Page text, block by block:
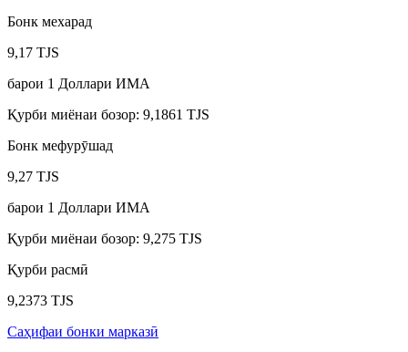
Бонк мехарад
9,17 TJS
барои 1 Доллари ИМА
Қурби миёнаи бозор: 9,1861 TJS
Бонк мефурӯшад
9,27 TJS
барои 1 Доллари ИМА
Қурби миёнаи бозор: 9,275 TJS
Қурби расмӣ
9,2373 TJS
Саҳифаи бонки марказӣ